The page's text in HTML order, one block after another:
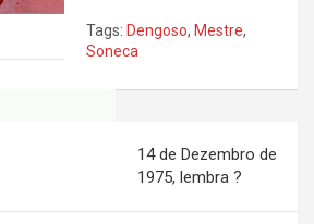
Tags: Dengoso, Mestre,
Soneca
14 de Dezembro de
1975, lembra ?